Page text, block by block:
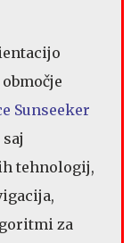
Sunseeker
tehnologij,
za